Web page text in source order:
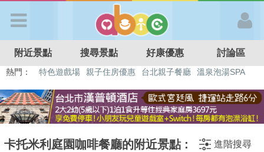
APP登入
首 頁
附近景點 搜尋景點 好康優惠 討論區
熱門： 特色遊戲場 親子住房優惠 台北親子餐廳
溫泉泡湯SPA
卡托米利庭園咖啡餐廳的附近景點 : 進階搜尋